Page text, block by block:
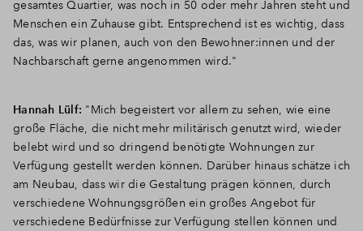
gesamtes Quartier, was noch in 50 oder mehr Jahren steht und
Menschen ein Zuhause gibt. Entsprechend ist es wichtig, dass
das, was wir planen, auch von den Bewohner:innen und der
Nachbarschaft gerne angenommen wird."
Hannah Lülf: "Mich begeistert vor allem zu sehen, wie eine
große Fläche, die nicht mehr militärisch genutzt wird, wieder
belebt wird und so dringend benötigte Wohnungen zur
Verfügung gestellt werden können. Darüber hinaus schätze ich
am Neubau, dass wir die Gestaltung prägen können, durch
verschiedene Wohnungsgrößen ein großes Angebot für
verschiedene Bedürfnisse zur Verfügung stellen können und